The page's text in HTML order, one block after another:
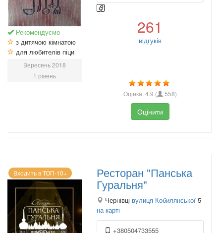
Рекомендуємо
з дитячою кімнатою
для любителів піци
Вересень 2018
1 рівень
261
відгуків
Оцінка:4.9 ( 558)
Оцінити
Входить в ТОП-10+ Ресторан "Панська
Гуральня"
Чернівці вулиця Кобилянської 5
на карті
+380504733555